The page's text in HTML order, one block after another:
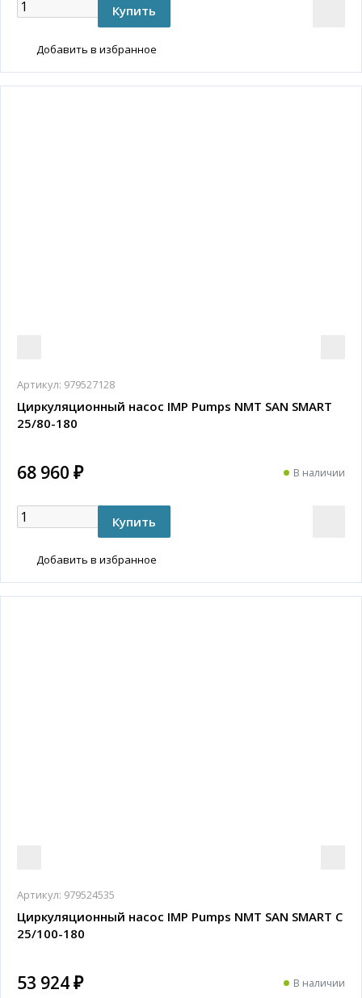
Добавить в избранное
Артикул: 979527128
Циркуляционный насос IMP Pumps NMT SAN SMART
25/80-180
68 960 ₽ В наличии
Добавить в избранное
Артикул: 979524535
Циркуляционный насос IMP Pumps NMT SAN SMART C
25/100-180
53 924 ₽ В наличии